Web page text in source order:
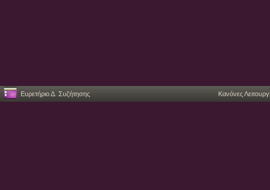
Ευρετήριο Δ. Συζήτησης Κανόνες